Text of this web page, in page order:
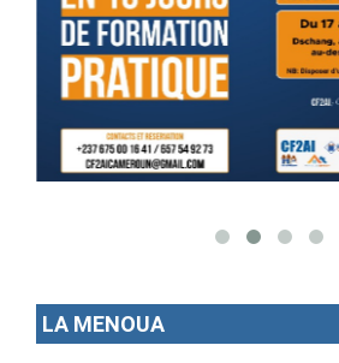
LA MENOUA